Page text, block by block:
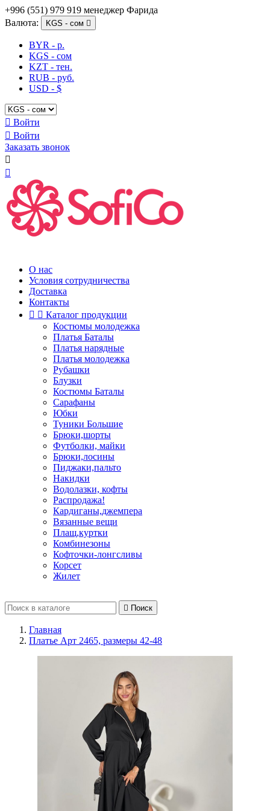
+996 (551) 979 919 менеджер Фарида
Валюта:
KGS - сом 
BYR - р.
KGS - сом
KZT - тен.
RUB - руб.
USD - $
 Войти
 Войти
Заказать звонок


О нас
Условия сотрудничества
Доставка
Контакты
  Каталог продукции
Костюмы молодежка
Платья Баталы
Платья нарядные
Платья молодежка
Рубашки
Блузки
Костюмы Баталы
Сарафаны
Юбки
Туники Большие
Брюки,шорты
Футболки, майки
Брюки,лосины
Пиджаки,пальто
Накидки
Водолазки, кофты
Распродажа!
Кардиганы,джемпера
Вязанные вещи
Плащ,куртки
Комбинезоны
Кофточки-лонгсливы
Корсет
Жилет
 Поиск
Главная
Платье Арт 2465, размеры 42-48